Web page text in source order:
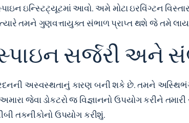
સ્પાઇન ઇન્સ્ટિટ્યૂટમાં આવો. અમે મોટા ઇરવિંગ્ટન
તમને ગુણવત્તાયુક્ત સંભાળ પ્રાપ્ત થશે જે તમે
સર્જરી અને
અસ્વસ્થતાનું કારણ બની શકે છે. તમને
જેવા ડોકટરો જ વિજ્ઞાનનો ઉપયોગ કરીને
તકનીકોનો ઉપયોગ કરીશું.